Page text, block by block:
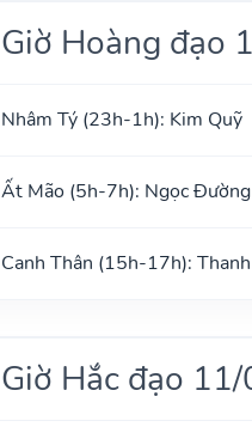
Giờ Hoàng đạo
Nhâm Tý (23h-1h): Kim Quỹ
Ất Mão (5h-7h): Ngọc Đường
Canh Thân (15h-17h):
Giờ Hắc đạo